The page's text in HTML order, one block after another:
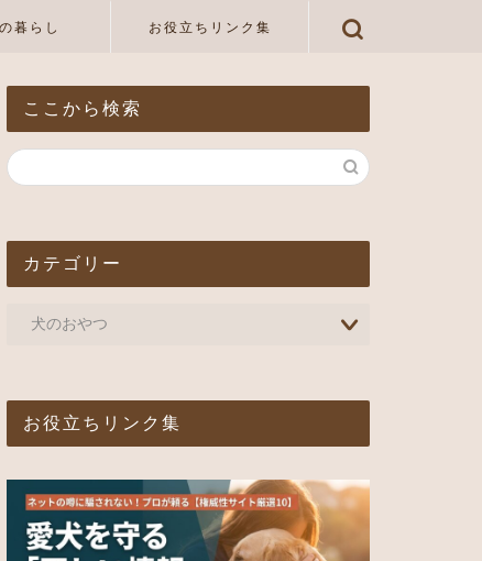
暮らし お役立ちリンク集
ここから検索
カテゴリー
お役立ちリンク集